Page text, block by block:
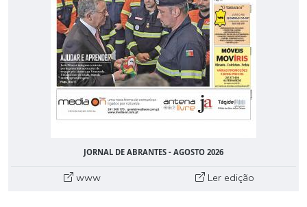
JORNAL DE ABRANTES - AGOSTO 2026
www Ler edição